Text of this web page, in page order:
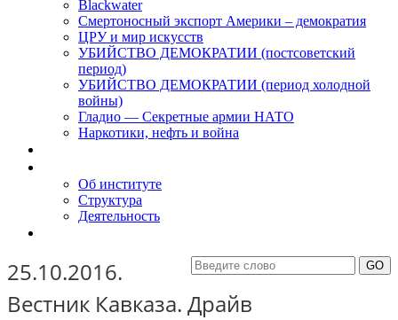
Blackwater
Смертоносный экспорт Америки – демократия
ЦРУ и мир искусств
УБИЙСТВО ДЕМОКРАТИИ (постсоветский
период)
УБИЙСТВО ДЕМОКРАТИИ (период холодной
войны)
Гладио — Секретные армии НАТО
Наркотики, нефть и война
Об институте
Структура
Деятельность
25.10.2016.
Вестник Кавказа. Драйв